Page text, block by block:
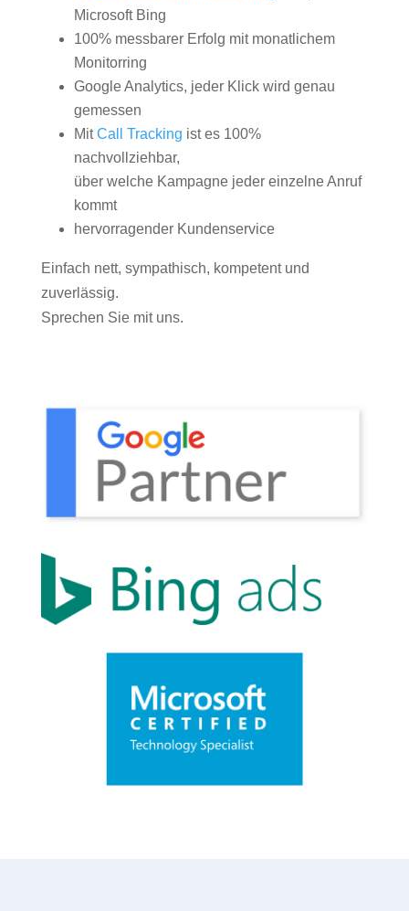
Microsoft Bing
100% messbarer Erfolg mit monatlichem
Monitorring
Google Analytics, jeder Klick wird genau
gemessen
MitCall Tracking ist es 100%
nachvollziehbar,
über welche Kampagne jeder einzelne Anruf
kommt
hervorragender Kundenservice
Einfach nett, sympathisch, kompetent und
zuverlässig.
Sprechen Sie mit uns.